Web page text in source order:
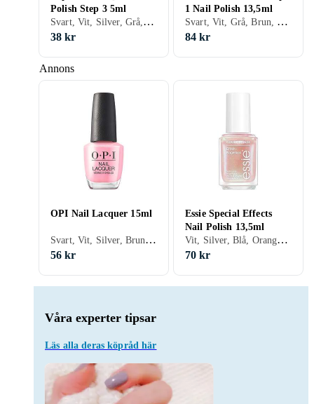
Annons
Våra experter tipsar
Läs alla deras köpråd här
Polish Step 3 5ml
Svart, Vit, Silver, Grå, Turkos, Brun, Blå, Röd, Gul, Orange, Guld, Transparent, Grön, Beige, Rosa, Lila, Matt, Gel, Metallic, Chrome, Nagellack,
38 kr
1 Nail Polish 13,5ml
Svart, Vit, Grå, Brun, Blå, Röd, Gul, Orange, Guld, Transparent, Grön, Beige, Rosa, Lila, Matt, Gel, Chrome, Nagellack, Hybridnagellack, Snabbtorkning
84 kr
OPI Nail Lacquer 15ml
Svart, Vit, Silver, Brun, Blå, Röd, Gul, Orange, Guld, Grön, Beige, Rosa, Lila, Glitter, Matt, Gel, Metallic, Neon, Holografiskt, Chrome, Nagellack, Hybridnagellack, Snabbtorkning, Ridge filling
56 kr
Essie Special Effects
Nail Polish 13,5ml
Vit, Silver, Blå, Orange, Grön, Rosa, Lila, Metallic, Chrome
70 kr